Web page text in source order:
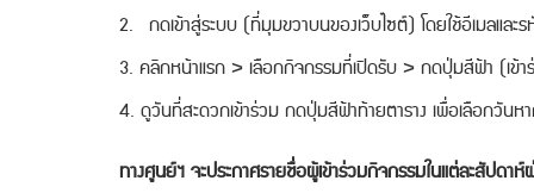
2. กดเข้าสู่ระบบ (ที่มุมขวาบนของเว็บไซต์) โดยใช้อีเมลและ
3. คลิกหน้าแรก > เลือกกิจกรรมที่เปิดรับ > กดปุ่มสีฟ้า (เข้
4. ดูวันที่สะดวกเข้าร่วม กดปุ่มสีฟ้าท้ายตาราง เพื่อเลือกวันหา
ทางศูนย์ฯ จะประกาศรายชื่อผู้เข้าร่วมกิจกรรมในแต่ละสัปดา